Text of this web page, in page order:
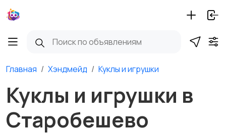
Главная Хэндмейд Куклы и игрушки
Куклы и игрушки в
Старобешево